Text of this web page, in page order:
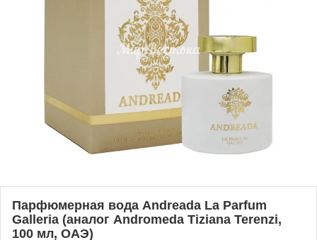
Парфюмерная вода Andreada La Parfum
Galleria (аналог Andromeda Tiziana Terenzi,
100 мл, ОАЭ)